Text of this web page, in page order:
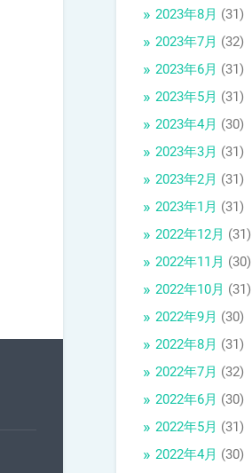
2023年8月 (31)
2023年7月 (32)
2023年6月 (31)
2023年5月 (31)
2023年4月 (30)
2023年3月 (31)
2023年2月 (31)
2023年1月 (31)
2022年12月 (31)
2022年11月 (30)
2022年10月 (31)
2022年9月 (30)
2022年8月 (31)
2022年7月 (32)
2022年6月 (30)
2022年5月 (31)
2022年4月 (30)